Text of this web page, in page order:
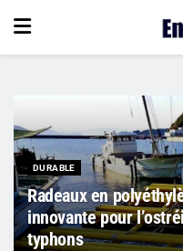
DURABLE
Radeaux en
innovante pour
typhons